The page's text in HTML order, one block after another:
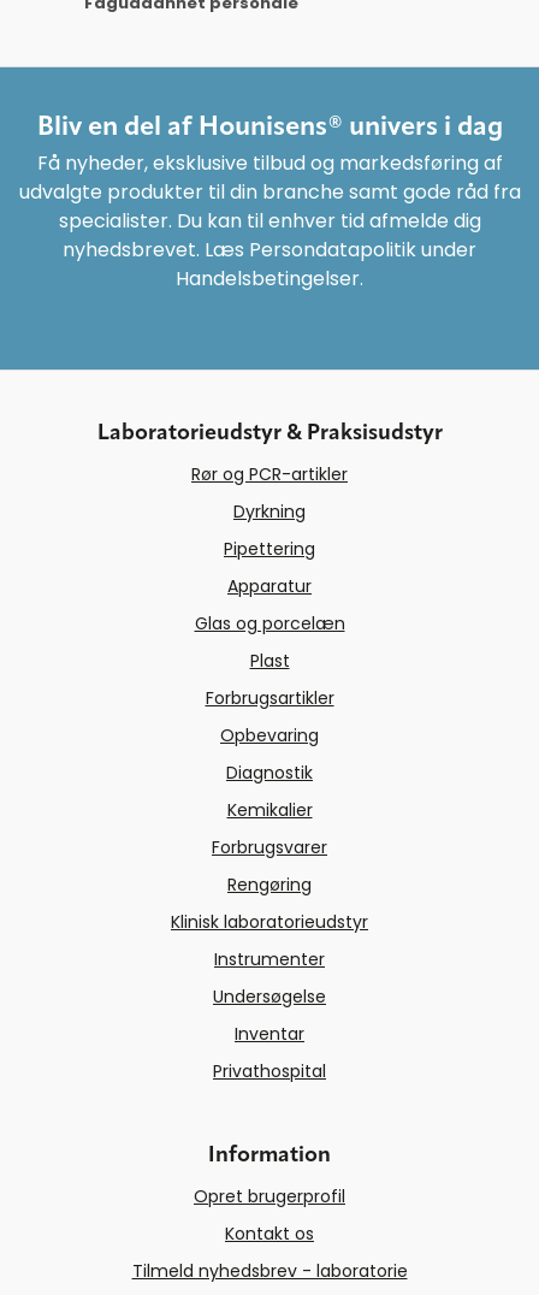
Bliv en del af Hounisens® univers i dag
Få nyheder, eksklusive tilbud og markedsføring af
udvalgte produkter til din branche samt gode råd fra
specialister. Du kan til enhver tid afmelde dig
nyhedsbrevet. Læs Persondatapolitik under
Handelsbetingelser.
Laboratorieudstyr & Praksisudstyr
Rør og PCR-artikler
Dyrkning
Pipettering
Apparatur
Glas og porcelæn
Plast
Forbrugsartikler
Opbevaring
Diagnostik
Kemikalier
Forbrugsvarer
Rengøring
Klinisk laboratorieudstyr
Instrumenter
Undersøgelse
Inventar
Privathospital
Information
Opret brugerprofil
Kontakt os
Tilmeld nyhedsbrev - laboratorie